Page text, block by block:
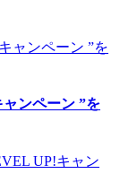
ンペーン ”を